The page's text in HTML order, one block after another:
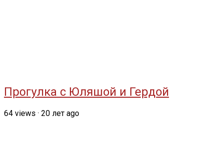
Прогулка с Юляшой и Гердой
64 views · 20 лет ago